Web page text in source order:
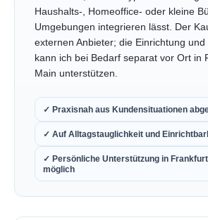
Haushalts-, Homeoffice- oder kleine
Umgebungen integrieren lässt. Der
externen Anbieter; die Einrichtung
kann ich bei Bedarf separat vor Ort in
Main unterstützen.
✓ Praxisnah aus Kundensituationen
✓ Auf Alltagstauglichkeit und
✓ Persönliche Unterstützung in
möglich